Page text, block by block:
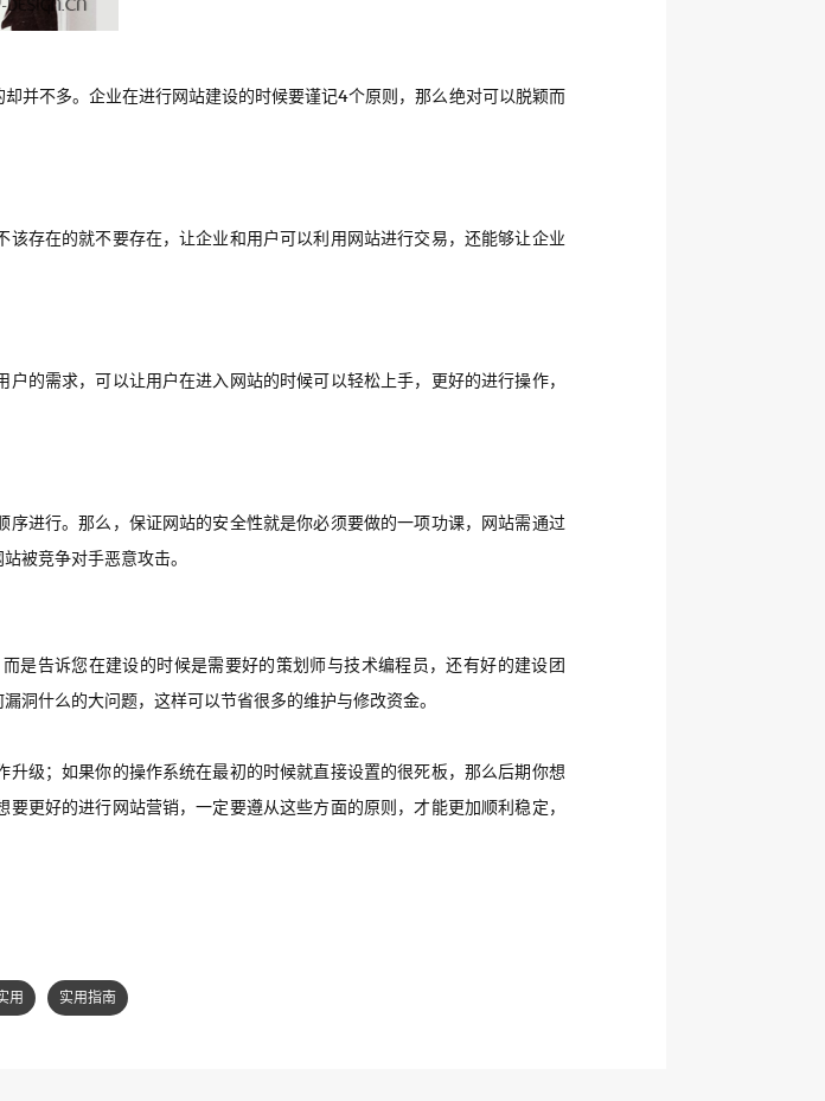
并不多。企业在进行网站建设的时候要谨记4个原则，那么绝对可以脱颖而
存在的就不要存在，让企业和用户可以利用网站进行交易，还能够让企业
的需求，可以让用户在进入网站的时候可以轻松上手，更好的进行操作，
进行。那么，保证网站的安全性就是你必须要做的一项功课，网站需通过
被竞争对手恶意攻击。
是告诉您在建设的时候是需要好的策划师与技术编程员，还有好的建设团
洞什么的大问题，这样可以节省很多的维护与修改资金。
级；如果你的操作系统在最初的时候就直接设置的很死板，那么后期你想
更好的进行网站营销，一定要遵从这些方面的原则，才能更加顺利稳定，
用 实用指南